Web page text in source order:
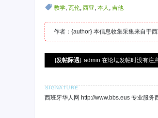
教学, 瓦伦, 西亚, 本人 , 吉他
作者：{author} 本信息收集采集来自于
[发帖际遇]: admin 在论坛发帖时没有注
西班牙华人网 http://www.bbs.eus 专业服务